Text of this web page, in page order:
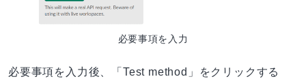
必要事項を入力
必要事項を入力後、「Test method」をクリックする